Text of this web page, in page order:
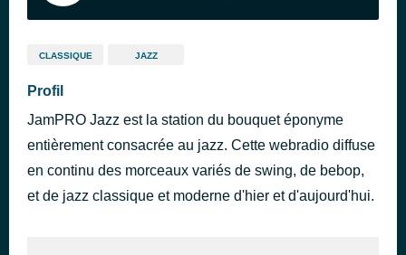
CLASSIQUE JAZZ
Profil
JamPRO Jazz est la station du bouquet éponyme
entièrement consacrée au jazz. Cette webradio diffuse
en continu des morceaux variés de swing, de bebop,
et de jazz classique et moderne d'hier et d'aujourd'hui.